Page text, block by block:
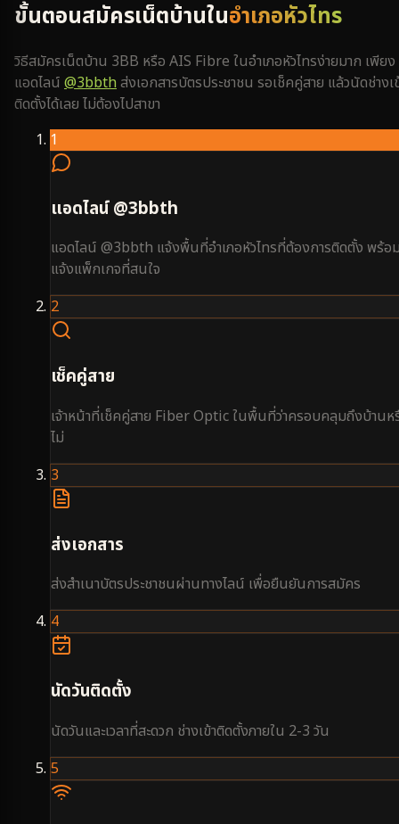
ขั้นตอนสมัครเน็ตบ้านในอำเภอหัวไทร
วิธีสมัครเน็ตบ้าน 3BB หรือ AIS Fibre ในอำเภอหัวไทรง่ายมาก เพียง
แอดไลน์ @3bbthส่งเอกสารบัตรประชาชน รอเช็คคู่สาย แล้วนัดช่างเ
ติดตั้งได้เลย ไม่ต้องไปสาขา
1
แอดไลน์ @3bbth
แอดไลน์ @3bbth แจ้งพื้นที่อำเภอหัวไทรที่ต้องการติดตั้ง พร้อ
แจ้งแพ็กเกจที่สนใจ
2
เช็คคู่สาย
เจ้าหน้าที่เช็คคู่สาย Fiber Optic ในพื้นที่ว่าครอบคลุมถึงบ้านห
ไม่
3
ส่งเอกสาร
ส่งสำเนาบัตรประชาชนผ่านทางไลน์ เพื่อยืนยันการสมัคร
4
นัดวันติดตั้ง
นัดวันและเวลาที่สะดวก ช่างเข้าติดตั้งภายใน 2-3 วัน
5